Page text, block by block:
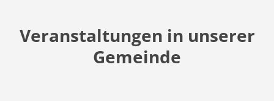
Veranstaltungen in unserer
Gemeinde